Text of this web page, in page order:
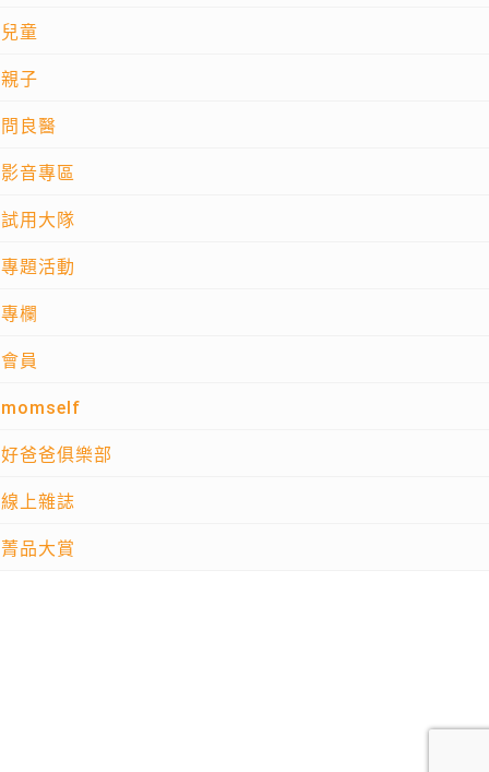
兒童
親子
問良醫
影音專區
試用大隊
專題活動
專欄
會員
momself
好爸爸俱樂部
線上雜誌
菁品大賞